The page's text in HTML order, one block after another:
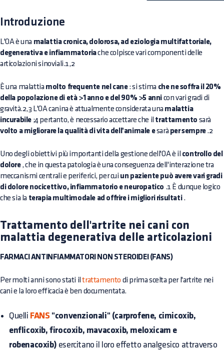
Introduzione
L'OA è una malattia cronica, dolorosa, ad eziologia multifattoriale,
degenerativa e infiammatoriache colpisce vari componenti delle
articolazioni sinoviali.1,2
È una malattia molto frequente nel cane: si stima che ne soffra il 20%
della popolazione di età >1 anno e del 90% >5 anni con vari gradi di
gravità.2,3 L'OA canina è attualmente considerata una malattia
incurabile ;4 pertanto, è necessario accettare che il trattamento sarà
volto a migliorare la qualità di vita dell'animale esarà per sempre.2
Uno degli obiettivi più importanti della gestione dell'OA è il controllo del
dolore, che in questa patologia è una conseguenza dell'interazione tra
meccanismi centrali e periferici, per cui un paziente può avere vari gradi
di dolore nocicettivo, infiammatorio e neuropatico .1 È dunque logico
che sia la terapia multimodale ad offrire i migliori risultati.
Trattamento dell'artrite nei cani con
malattia degenerativa delle articolazioni
FARMACI ANTINFIAMMATORI NON STEROIDEI (FANS)
Per molti anni sono stati iltrattamento di prima scelta per l'artrite nei
cani e la loro efficacia è ben documentata.
Quelli FANS "convenzionali" (carprofene, cimicoxib,
enflicoxib, firocoxib, mavacoxib, meloxicam e
robenacoxib) esercitano il loro effetto analgesico attraverso